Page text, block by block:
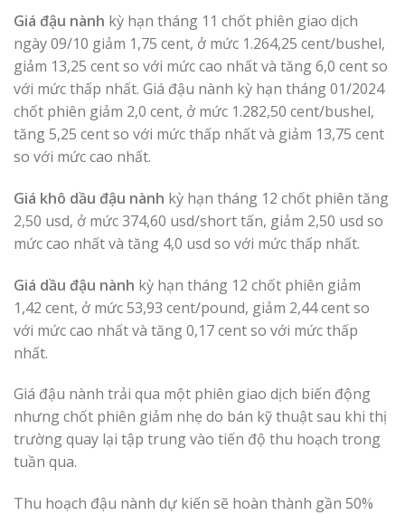
Giá đậu nành kỳ hạn tháng 11 chốt phiên giao dịch
ngày 09/10 giảm 1,75 cent, ở mức 1.264,25 cent/bushel,
giảm 13,25 cent so với mức cao nhất và tăng 6,0 cent so
với mức thấp nhất. Giá đậu nành kỳ hạn tháng 01/2024
chốt phiên giảm 2,0 cent, ở mức 1.282,50 cent/bushel,
tăng 5,25 cent so với mức thấp nhất và giảm 13,75 cent
so với mức cao nhất.
Giá khô dầu đậu nành kỳ hạn tháng 12 chốt phiên tăng
2,50 usd, ở mức 374,60 usd/short tấn, giảm 2,50 usd so
mức cao nhất và tăng 4,0 usd so với mức thấp nhất.
Giá dầu đậu nành kỳ hạn tháng 12 chốt phiên giảm
1,42 cent, ở mức 53,93 cent/pound, giảm 2,44 cent so
với mức cao nhất và tăng 0,17 cent so với mức thấp
nhất.
Giá đậu nành trải qua một phiên giao dịch biến động
nhưng chốt phiên giảm nhẹ do bán kỹ thuật sau khi thị
trường quay lại tập trung vào tiến độ thu hoạch trong
tuần qua.
Thu hoạch đậu nành dự kiến ​​​​sẽ hoàn thành gần 50%